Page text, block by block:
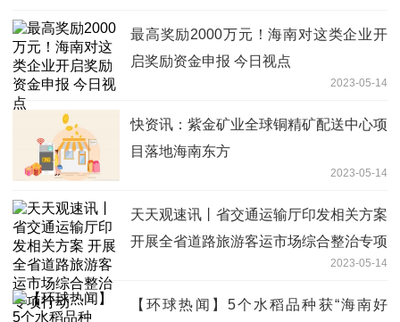
最高奖励2000万元！海南对这类企业开
启奖励资金申报 今日视点
2023-05-14
快资讯：紫金矿业全球铜精矿配送中心项
目落地海南东方
2023-05-14
天天观速讯丨省交通运输厅印发相关方案
开展全省道路旅游客运市场综合整治专项
2023-05-14
【环球热闻】5个水稻品种获“海南好